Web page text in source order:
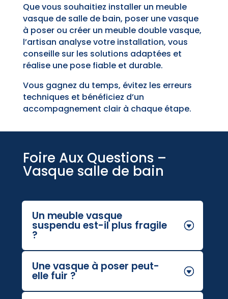
Que vous souhaitiez installer un meuble
vasque de salle de bain, poser une vasque
à poser ou créer un meuble double vasque,
l’artisan analyse votre installation, vous
conseille sur les solutions adaptées et
réalise une pose fiable et durable.
Vous gagnez du temps, évitez les erreurs
techniques et bénéficiez d’un
accompagnement clair à chaque étape.
Foire Aux Questions –
Vasque salle de bain
Un meuble vasque
suspendu est-il plus fragile
?
Une vasque à poser peut-
elle fuir ?